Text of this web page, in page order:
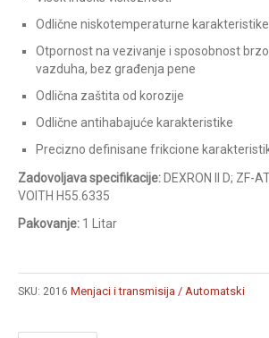
Odlične niskotemperaturne karakteristike
Otpornost na vezivanje i sposobnost
vazduha, bez građenja pene
Odlična zaštita od korozije
Odlične antihabajuće karakteristike
Precizno definisane frikcione
Zadovoljava specifikacije:DEXRON II D; ZF-
VOITH H55.6335
Pakovanje: 1 Litar
SKU: 2016 Menjaci i transmisija / Automatski